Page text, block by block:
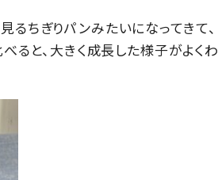
るちぎりパンみたいになってきて、
ると、大きく成長した様子がよくわ